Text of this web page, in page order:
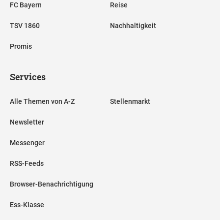
FC Bayern
TSV 1860
Promis
Reise
Nachhaltigkeit
Services
Alle Themen von A-Z
Newsletter
Messenger
RSS-Feeds
Browser-Benachrichtigung
Ess-Klasse
Stellenmarkt